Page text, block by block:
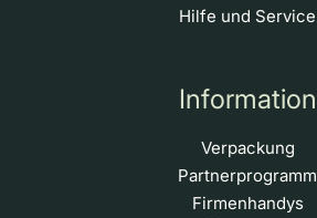
Hilfe und Service
Information
Verpackung
Partnerprogramm
Firmenhandys